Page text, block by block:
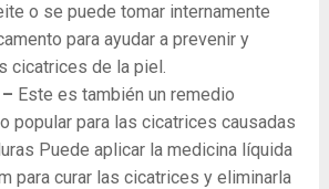
o se puede tomar internamente
para ayudar a prevenir y
cicatrices de la piel.
Este es también un remedio
popular para las cicatrices causadas
Puede aplicar la medicina líquida
para curar las cicatrices y eliminarla